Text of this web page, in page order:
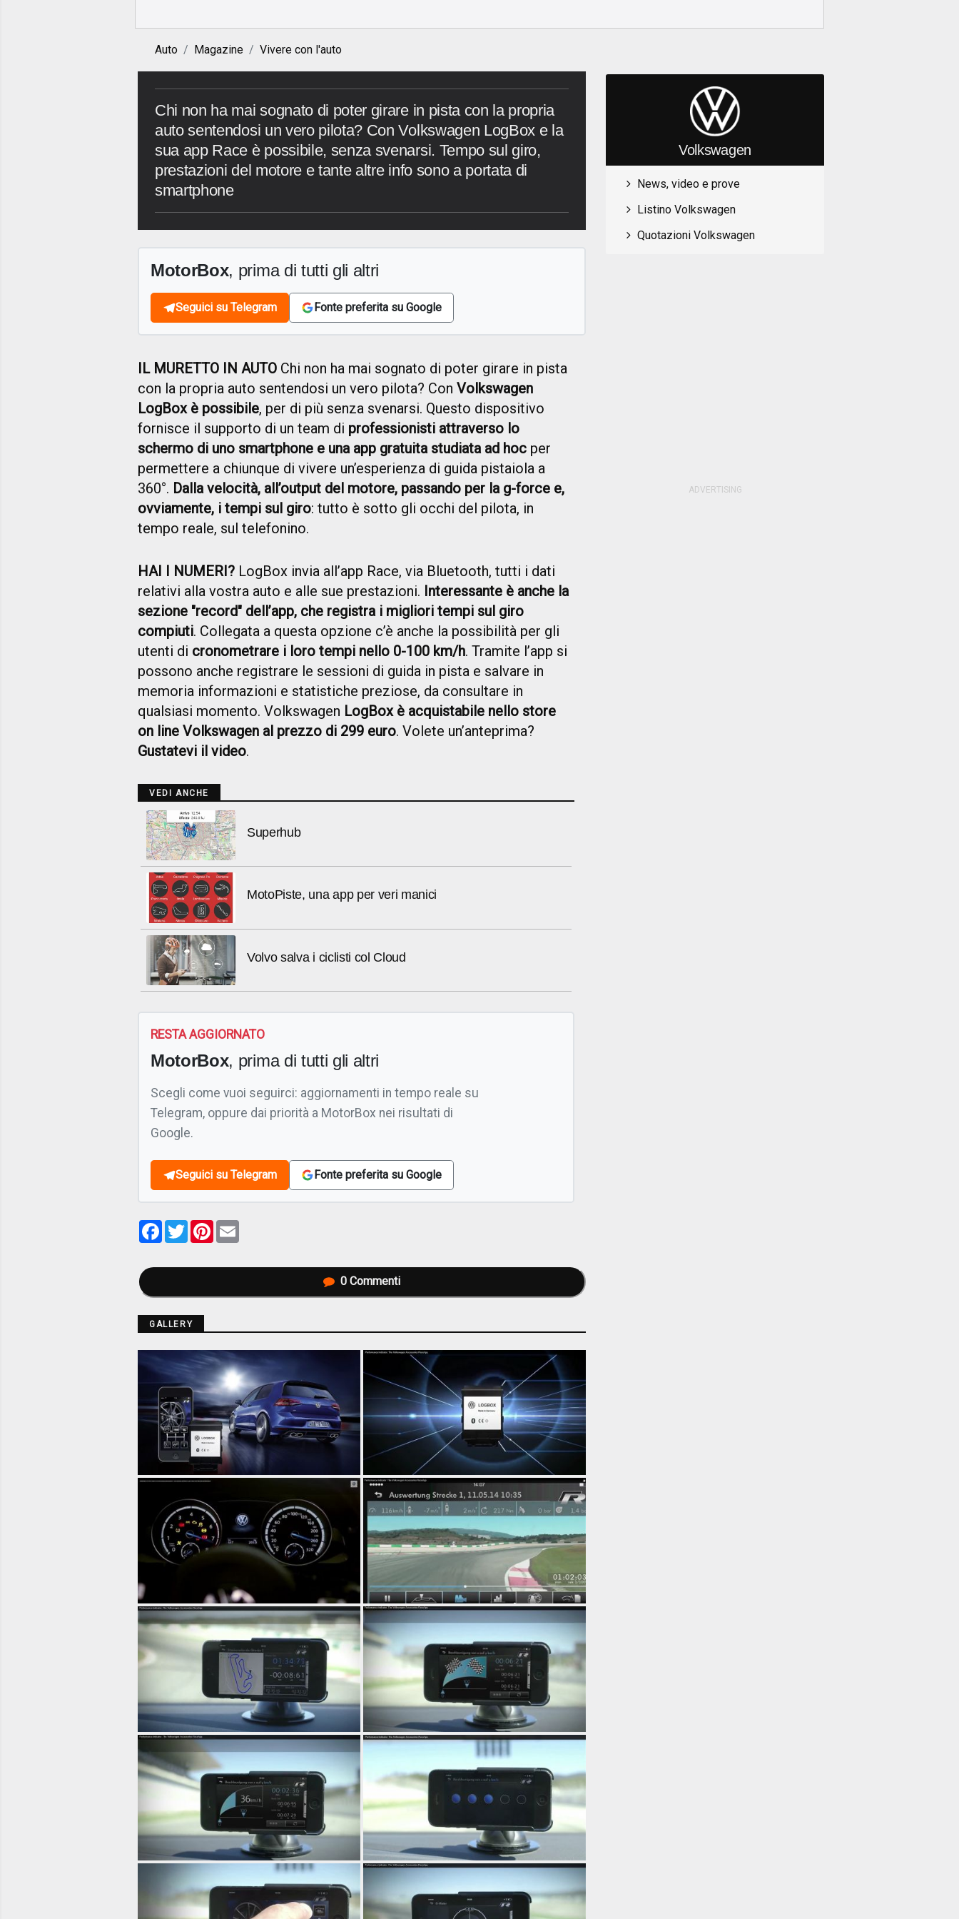
Auto Magazine Vivere con l'auto
Chi non ha mai sognato di poter girare in pista con la propria
auto sentendosi un vero pilota? Con Volkswagen LogBox e la
sua app Race è possibile, senza svenarsi. Tempo sul giro,
prestazioni del motore e tante altre info sono a portata di
smartphone
MotorBox, prima di tutti gli altri
Seguici su Telegram Fonte preferita su Google
IL MURETTO IN AUTO Chi non ha mai sognato di poter girare in pista
con la propria auto sentendosi un vero pilota? Con Volkswagen
LogBox è possibile, per di più senza svenarsi. Questo dispositivo
fornisce il supporto di un team di professionisti attraverso lo
schermo di uno smartphone e una app gratuita studiata ad hoc per
permettere a chiunque di vivere un’esperienza di guida pistaiola a
360°. Dalla velocità, all’output del motore, passando per la g-force e,
ovviamente, i tempi sul giro: tutto è sotto gli occhi del pilota, in
tempo reale, sul telefonino.
HAI I NUMERI? LogBox invia all’app Race, via Bluetooth, tutti i dati
relativi alla vostra auto e alle sue prestazioni. Interessante è anche la
sezione "record" dell’app, che registra i migliori tempi sul giro
compiuti. Collegata a questa opzione c’è anche la possibilità per gli
utenti di cronometrare i loro tempi nello 0-100 km/h. Tramite l’app si
possono anche registrare le sessioni di guida in pista e salvare in
memoria informazioni e statistiche preziose, da consultare in
qualsiasi momento. Volkswagen LogBox è acquistabile nello store
on line Volkswagen al prezzo di 299 euro. Volete un’anteprima?
Gustatevi il video.
VEDI ANCHE
Superhub
MotoPiste, una app per veri manici
Volvo salva i ciclisti col Cloud
RESTA AGGIORNATO
MotorBox, prima di tutti gli altri
Scegli come vuoi seguirci: aggiornamenti in tempo reale su
Telegram, oppure dai priorità a MotorBox nei risultati di
Google.
Seguici su Telegram Fonte preferita su Google
Facebook
TwitterPinterest
0 Commenti
GALLERY
Volkswagen
News, video e prove
Listino Volkswagen
Quotazioni Volkswagen